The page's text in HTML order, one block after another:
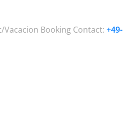
Vacacion Booking Contact: +49-